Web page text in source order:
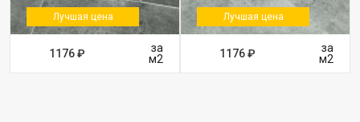
Лучшая цена
1176 ₽
за
м2
Лучшая цена
1176 ₽
за
м2